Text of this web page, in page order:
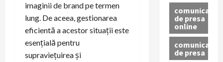
imaginii de brand pe termen
lung. De aceea, gestionarea
eficientă a acestor situații este
esențială pentru
supraviețuirea și
comunicat
de presa
online
comunicate
de presa